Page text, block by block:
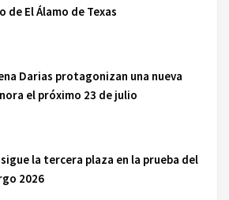
de El Álamo de Texas
Darias protagonizan una nueva
el próximo 23 de julio
la tercera plaza en la prueba del
2026